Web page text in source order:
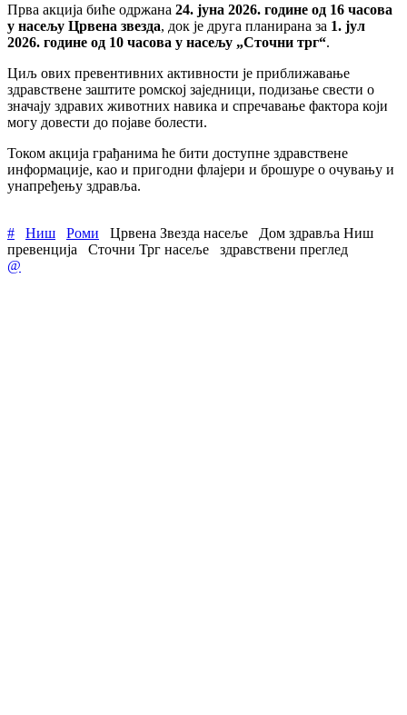
Прва акција биће одржана 24. јуна 2026. године од 16 часова
у насељу Црвена звезда, док је друга планирана за 1. јул
2026. године од 10 часова у насељу „Сточни трг“.
Циљ ових превентивних активности је приближавање
здравствене заштите ромској заједници, подизање свести о
значају здравих животних навика и спречавање фактора који
могу довести до појаве болести.
Током акција грађанима ће бити доступне здравствене
информације, као и пригодни флајери и брошуре о очувању и
унапређењу здравља.
# Ниш Роми Црвена Звезда насеље
Дом здравља Ниш
превенција
Сточни Трг насеље
здравствени преглед
@